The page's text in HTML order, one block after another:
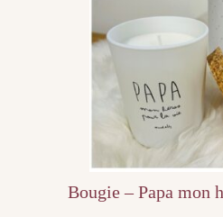
Bougie – Papa mon